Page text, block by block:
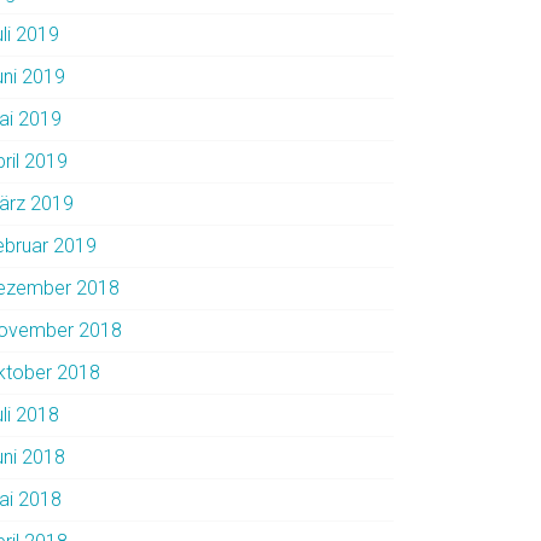
2019
2019
2019
2019
2019
2019
2018
2018
2018
2018
2018
2018